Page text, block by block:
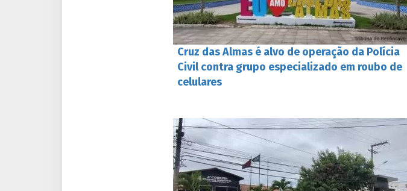
Cruz das Almas é alvo de operação da Polícia
Civil contra grupo especializado em roubo de
celulares